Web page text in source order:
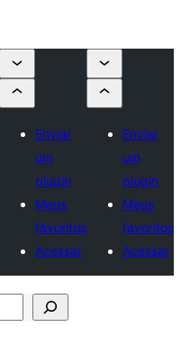
Enviar
um
plugin
Meus
favoritos
Acessar
Enviar
um
plugin
Meus
favoritos
Acessar